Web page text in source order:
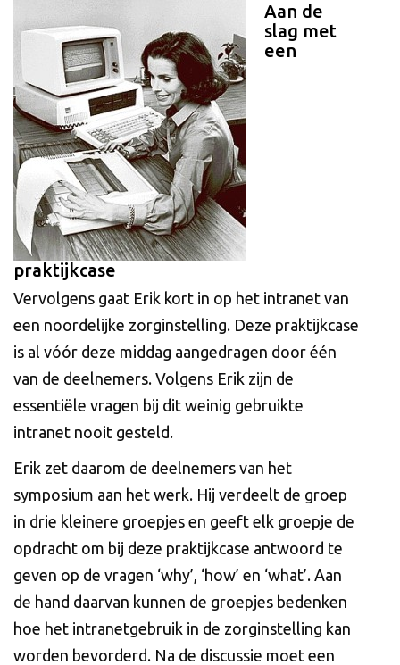
Aan de
slag met
een
praktijkcase
Vervolgens gaat Erik kort in op het intranet van
een noordelijke zorginstelling. Deze praktijkcase
is al vóór deze middag aangedragen door één
van de deelnemers. Volgens Erik zijn de
essentiële vragen bij dit weinig gebruikte
intranet nooit gesteld.
Erik zet daarom de deelnemers van het
symposium aan het werk. Hij verdeelt de groep
in drie kleinere groepjes en geeft elk groepje de
opdracht om bij deze praktijkcase antwoord te
geven op de vragen ‘why’, ‘how’ en ‘what’. Aan
de hand daarvan kunnen de groepjes bedenken
hoe het intranetgebruik in de zorginstelling kan
worden bevorderd. Na de discussie moet een